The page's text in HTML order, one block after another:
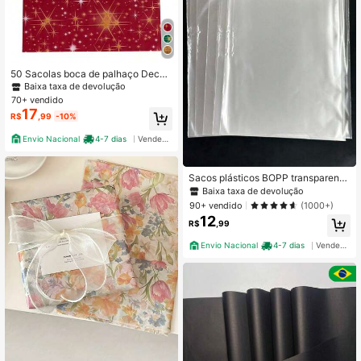
50 Sacolas boca de palhaço Decor
adas para presente 481 Juta
Baixa taxa de devolução
70+ vendido
R$17 ,99 -10%
Envio Nacional 4-7 dias
Sacos plásticos BOPP transparente
incolor 100unidades
Baixa taxa de devolução
90+ vendido
(1000+)
R$12 ,99
Envio Nacional 4-7 dias